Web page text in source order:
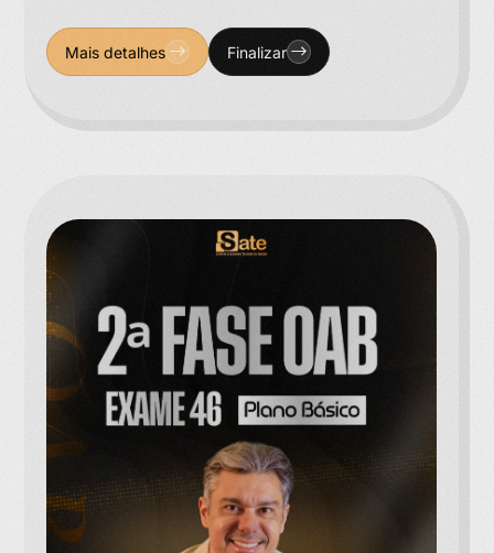
Mais detalhes Finalizar